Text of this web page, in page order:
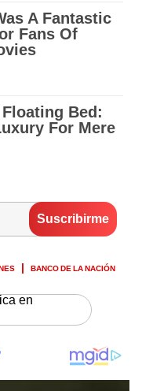
BANCO DE LA NACIÓN
en